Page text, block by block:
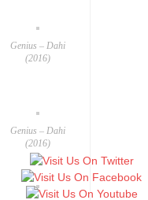
Genius – Dahi
(2016)
Genius – Dahi
(2016)